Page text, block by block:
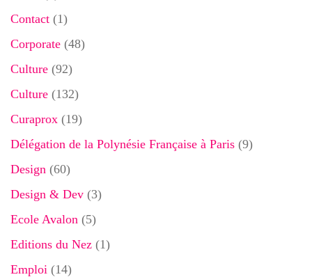
Contact (1)
Corporate (48)
Culture (92)
Culture (132)
Curaprox (19)
Délégation de la Polynésie Française à Paris (9)
Design (60)
Design & Dev (3)
Ecole Avalon (5)
Editions du Nez (1)
Emploi (14)